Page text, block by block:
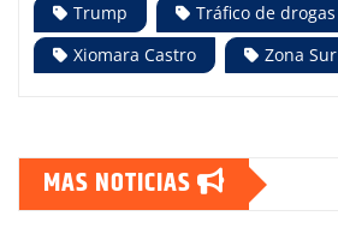
Trump
Tráfico de drogas
Xiomara Castro
Zona Sur
MAS NOTICIAS